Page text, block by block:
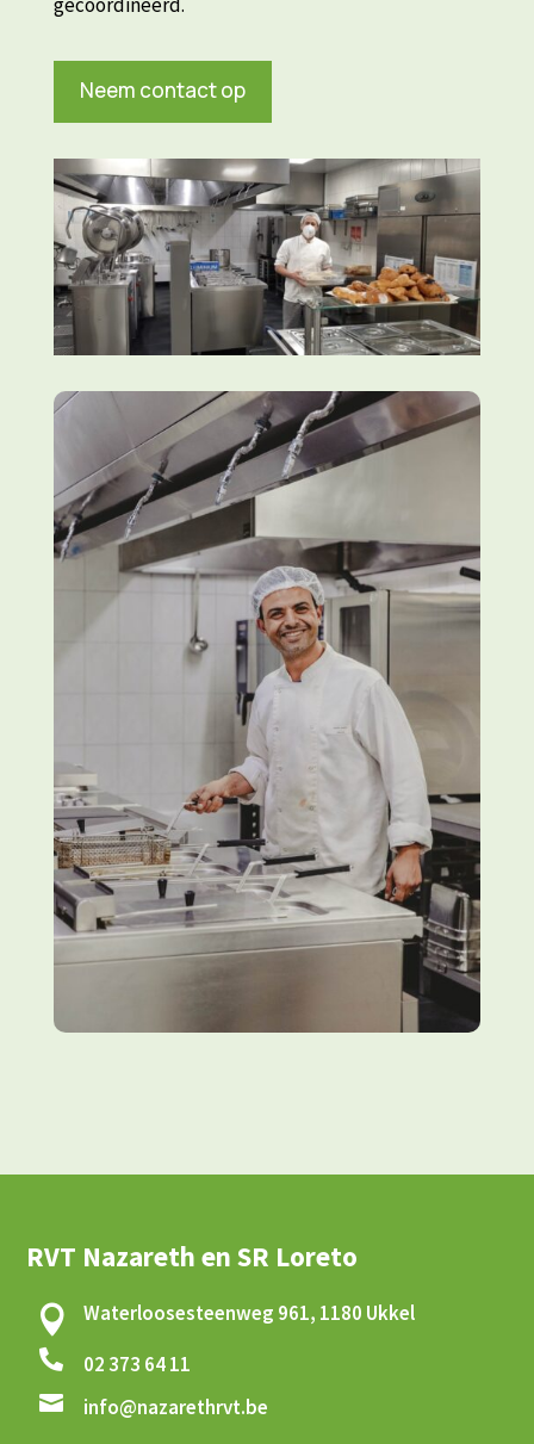
Neem contact op
RVT Nazareth en SR Loreto
 Waterloosesteenweg 961, 1180 Ukkel
 02 373 64 11
 info@nazarethrvt.be